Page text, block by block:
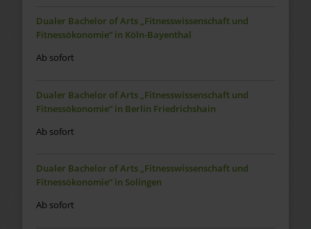
Dualer Bachelor of Arts „Fitnesswissenschaft und
Fitnessökonomie“ in Köln-Bayenthal
Ab sofort
Dualer Bachelor of Arts „Fitnesswissenschaft und
Fitnessökonomie“ in Berlin Friedrichshain
Ab sofort
Dualer Bachelor of Arts „Fitnesswissenschaft und
Fitnessökonomie“ in Solingen
Ab sofort